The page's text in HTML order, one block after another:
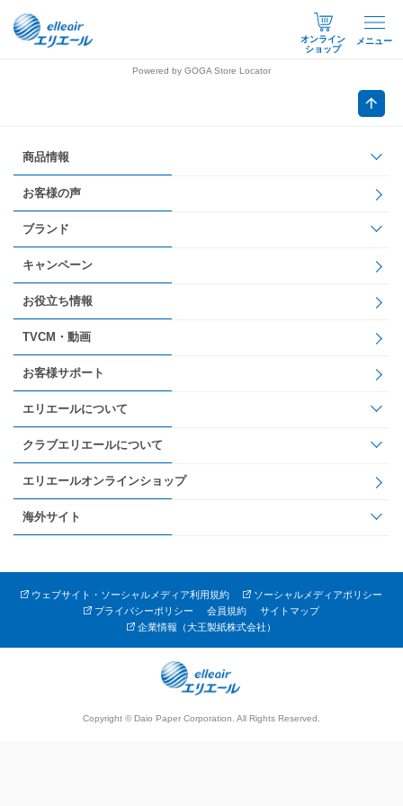
オンライン
ショップ
メニュー
Powered by GOGA Store Locator
商品情報
お客様の声
ブランド
キャンペーン
お役立ち情報
TVCM・動画
お客様サポート
エリエールについて
クラブエリエールについて
エリエールオンラインショップ
海外サイト
ウェブサイト・ソーシャルメディア利用規約
ソーシャルメディアポリシー
プライバシーポリシー
会員規約
サイトマップ
企業情報（大王製紙株式会社）
Copyright © Daio Paper Corporation. All Rights Reserved.